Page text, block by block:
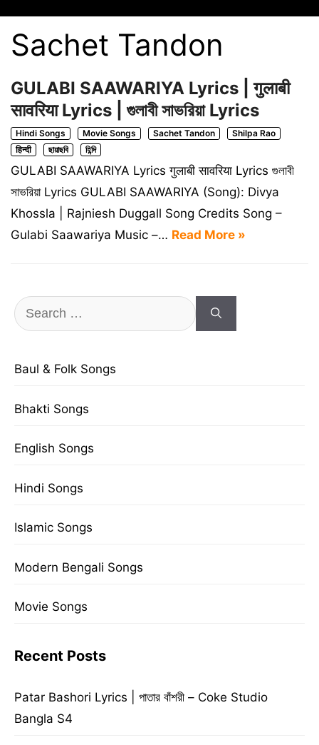
Sachet Tandon
GULABI SAAWARIYA Lyrics | गुलाबी
सावरिया Lyrics | গুলাবী সাভরিয়া Lyrics
Hindi Songs Movie Songs Sachet Tandon
Shilpa Rao
हिन्दी
ছায়াছবি হিন্দি
GULABI SAAWARIYA Lyrics गुलाबी सावरिया Lyrics গুলাবী
সাভরিয়া Lyrics GULABI SAAWARIYA (Song): Divya
Khossla | Rajniesh Duggall Song Credits Song –
Gulabi Saawariya Music –… Read More »
Search
for:
Baul & Folk Songs
Bhakti Songs
English Songs
Hindi Songs
Islamic Songs
Modern Bengali Songs
Movie Songs
Recent Posts
Patar Bashori Lyrics | পাতার বাঁশরী – Coke Studio
Bangla S4